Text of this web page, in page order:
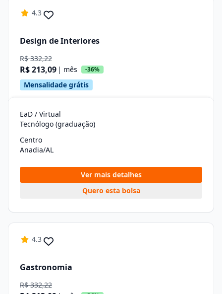
4.3
Design de Interiores
R$ 332,22
R$ 213,09 | mês -36%
Mensalidade grátis
EaD / Virtual
Tecnólogo (graduação)
Centro
Anadia/AL
Ver mais detalhes
Quero esta bolsa
4.3
Gastronomia
R$ 332,22